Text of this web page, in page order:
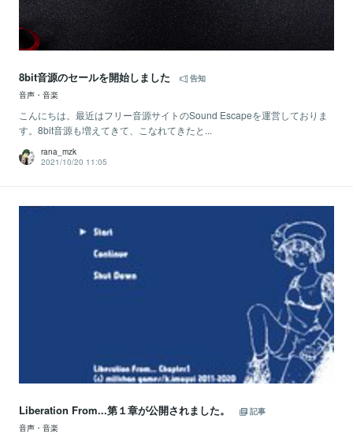
8bit音源のセールを開始しました
告知
音声・音楽
こんにちは。最近はフリー音源サイトのSound Escapeを運営しておりま
す。8bit音源も増えてきて、こなれてきたと...
rana_mzk
2021/10/20 11:05
Liberation From...第１章が公開されました。
記事
音声・音楽